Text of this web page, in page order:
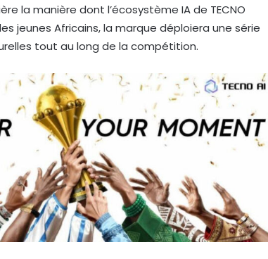
la manière dont l’écosystème IA de TECNO
jeunes Africains, la marque déploiera une série
tout au long de la compétition.